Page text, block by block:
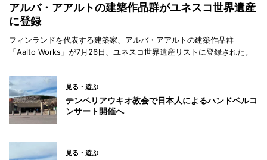
アルバ・アアルトの建築作品群がユネスコ世界遺産
に登録
フィンランドを代表する建築家、アルバ・アアルトの建築作品群
「Aalto Works」が7月26日、ユネスコ世界遺産リストに登録された。
見る・遊ぶ
テンペリアウキオ教会で日本人によるハンドベルコ
ンサート開催へ
見る・遊ぶ